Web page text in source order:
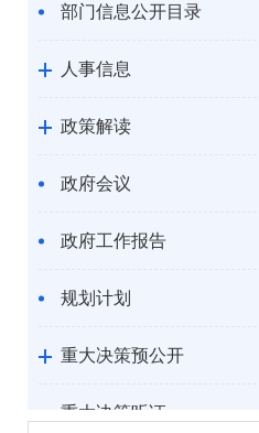
部门信息公开目录
人事信息
政策解读
政府会议
政府工作报告
规划计划
重大决策预公开
重大决策听证